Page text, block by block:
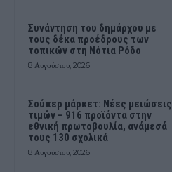
Συνάντηση του δημάρχου με
τους δέκα προέδρους των
τοπικών στη Νότια Ρόδο
8 Αυγούστου, 2026
Σούπερ μάρκετ: Νέες μειώσεις
τιμών – 916 προϊόντα στην
εθνική πρωτοβουλία, ανάμεσά
τους 130 σχολικά
8 Αυγούστου, 2026